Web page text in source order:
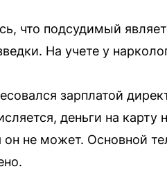
что подсудимый
На учете у
зарплатой
деньги на
он не может. Основной